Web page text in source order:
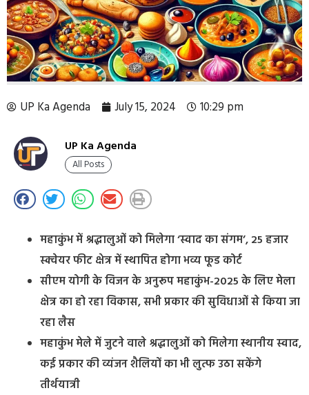
UP Ka Agenda July 15, 2024 10:29 pm
UP Ka Agenda
All Posts
महाकुंभ में श्रद्धालुओं को मिलेगा ‘स्वाद का संगम’, 25 हजार
स्क्वेयर फीट क्षेत्र में स्थापित होगा भव्य फूड कोर्ट
सीएम योगी के विजन के अनुरूप महाकुंभ-2025 के लिए मेला
क्षेत्र का हो रहा विकास, सभी प्रकार की सुविधाओं से किया जा
रहा लैस
महाकुंभ मेले में जुटने वाले श्रद्धालुओं को मिलेगा स्थानीय स्वाद,
कई प्रकार की व्यंजन शैलियों का भी लुत्फ उठा सकेंगे
तीर्थयात्री